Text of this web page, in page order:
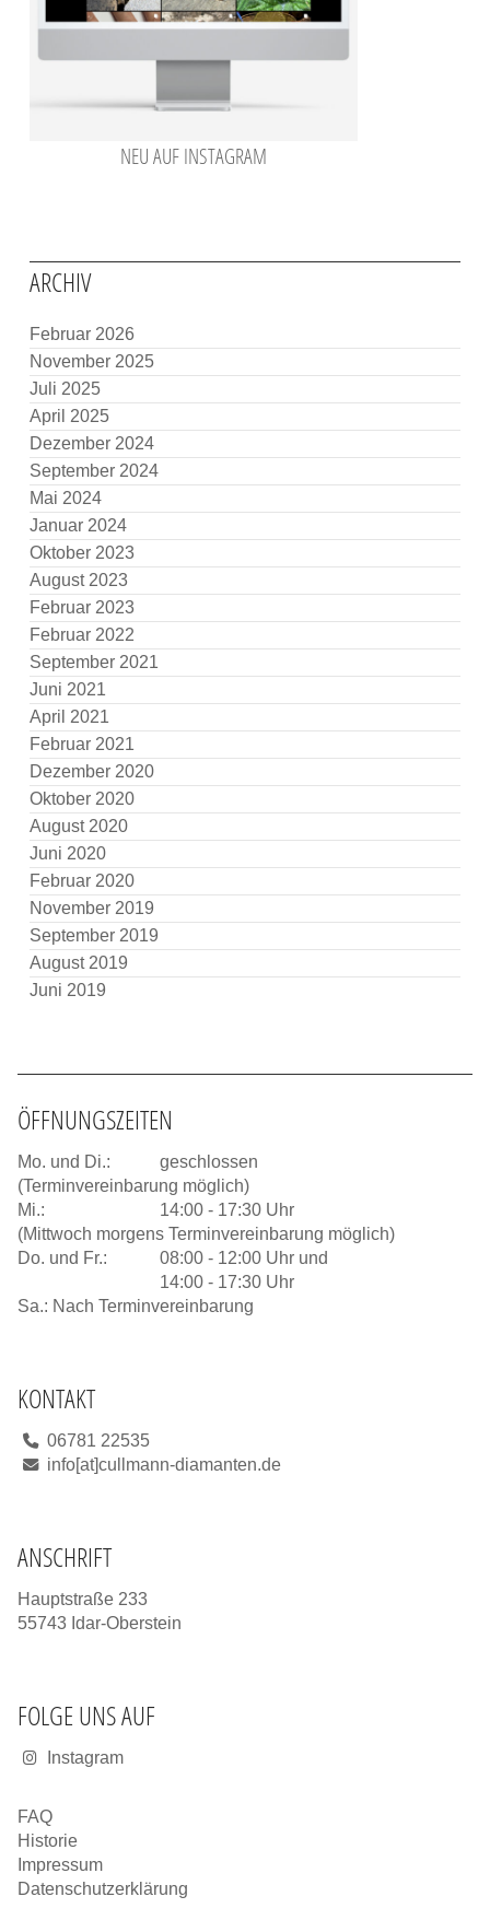
NEU AUF INSTAGRAM
ARCHIV
Februar 2026
November 2025
Juli 2025
April 2025
Dezember 2024
September 2024
Mai 2024
Januar 2024
Oktober 2023
August 2023
Februar 2023
Februar 2022
September 2021
Juni 2021
April 2021
Februar 2021
Dezember 2020
Oktober 2020
August 2020
Juni 2020
Februar 2020
November 2019
September 2019
August 2019
Juni 2019
ÖFFNUNGSZEITEN
Mo. und Di.:
geschlossen
(Terminvereinbarung möglich)
Mi.:
14:00 - 17:30 Uhr
(Mittwoch morgens Terminvereinbarung möglich)
Do. und Fr.:
08:00 - 12:00 Uhr und
14:00 - 17:30 Uhr
Sa.: Nach Terminvereinbarung
KONTAKT
06781 22535
info[at]cullmann-diamanten.de
ANSCHRIFT
Hauptstraße 233
55743 Idar-Oberstein
FOLGE UNS AUF
Instagram
FAQ
Historie
Impressum
Datenschutzerklärung